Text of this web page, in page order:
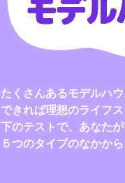
たくさんあるモデルハウ
できれば理想のライフ
下のテストで、あなた
５つのタイプのなかか